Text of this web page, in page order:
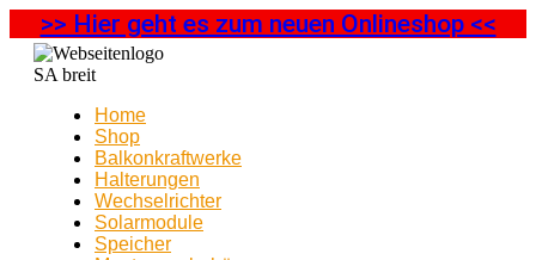
>> Hier geht es zum neuen Onlineshop <<
Home
Shop
Balkonkraftwerke
Halterungen
Wechselrichter
Solarmodule
Speicher